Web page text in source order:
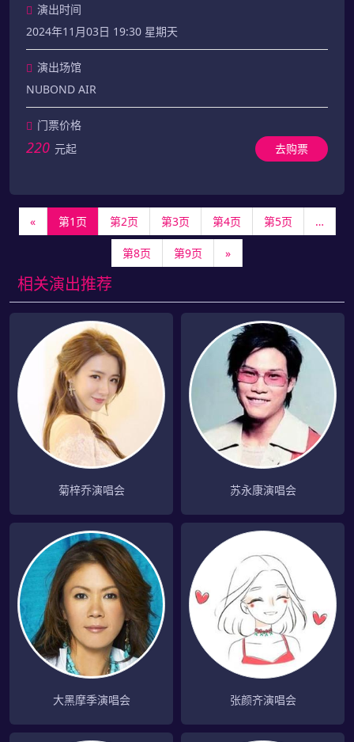
演出时间
2024年11月03日 19:30 星期天
演出场馆
NUBOND AIR
门票价格
220 元起 去购票
« 第1页 第2页 第3页 第4页 第5页 …
第8页 第9页 »
相关演出推荐
菊梓乔演唱会 苏永康演唱会
大黑摩季演唱会 张颜齐演唱会